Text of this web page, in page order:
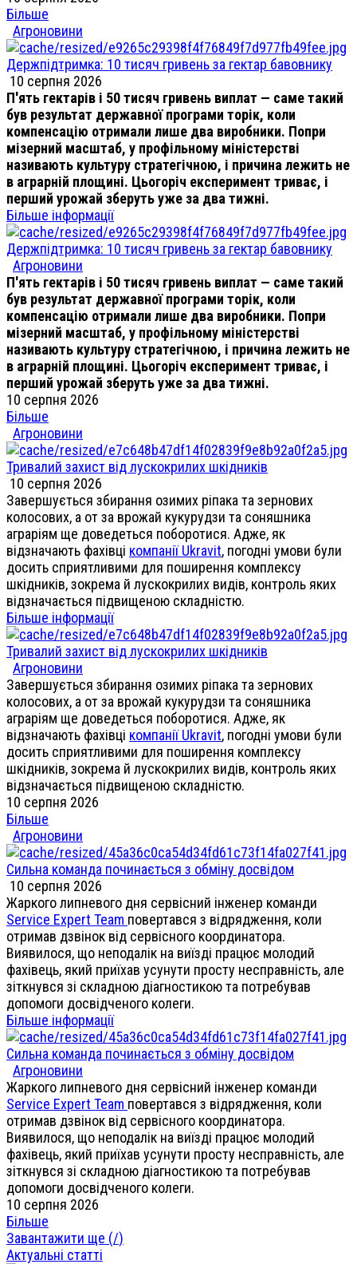
Більше
Агроновини
Держпідтримка: 10 тисяч гривень за гектар бавовнику
10 серпня 2026
П'ять гектарів і 50 тисяч гривень виплат — саме такий
був результат державної програми торік, коли
компенсацію отримали лише два виробники. Попри
мізерний масштаб, у профільному міністерстві
називають культуру стратегічною, і причина лежить не
в аграрній площині. Цьогоріч експеримент триває, і
перший урожай зберуть уже за два тижні.
Більше інформації
Держпідтримка: 10 тисяч гривень за гектар бавовнику
Агроновини
П'ять гектарів і 50 тисяч гривень виплат — саме такий
був результат державної програми торік, коли
компенсацію отримали лише два виробники. Попри
мізерний масштаб, у профільному міністерстві
називають культуру стратегічною, і причина лежить не
в аграрній площині. Цьогоріч експеримент триває, і
перший урожай зберуть уже за два тижні.
10 серпня 2026
Більше
Агроновини
Тривалий захист від лускокрилих шкідників
10 серпня 2026
Завершується збирання озимих ріпака та зернових
колосових, а от за врожай кукурудзи та соняшника
аграріям ще доведеться поборотися. Адже, як
відзначають фахівці компанії Ukravit, погодні умови були
досить сприятливими для поширення комплексу
шкідників, зокрема й лускокрилих видів, контроль яких
відзначається підвищеною складністю.
Більше інформації
Тривалий захист від лускокрилих шкідників
Агроновини
Завершується збирання озимих ріпака та зернових
колосових, а от за врожай кукурудзи та соняшника
аграріям ще доведеться поборотися. Адже, як
відзначають фахівці компанії Ukravit, погодні умови були
досить сприятливими для поширення комплексу
шкідників, зокрема й лускокрилих видів, контроль яких
відзначається підвищеною складністю.
10 серпня 2026
Більше
Агроновини
Сильна команда починається з обміну досвідом
10 серпня 2026
Жаркого липневого дня сервісний інженер команди
Service Expert Team повертався з відрядження, коли
отримав дзвінок від сервісного координатора.
Виявилося, що неподалік на виїзді працює молодий
фахівець, який приїхав усунути просту несправність, але
зіткнувся зі складною діагностикою та потребував
допомоги досвідченого колеги.
Більше інформації
Сильна команда починається з обміну досвідом
Агроновини
Жаркого липневого дня сервісний інженер команди
Service Expert Team повертався з відрядження, коли
отримав дзвінок від сервісного координатора.
Виявилося, що неподалік на виїзді працює молодий
фахівець, який приїхав усунути просту несправність, але
зіткнувся зі складною діагностикою та потребував
допомоги досвідченого колеги.
10 серпня 2026
Більше
Завантажити ще (/)
Актуальні статті